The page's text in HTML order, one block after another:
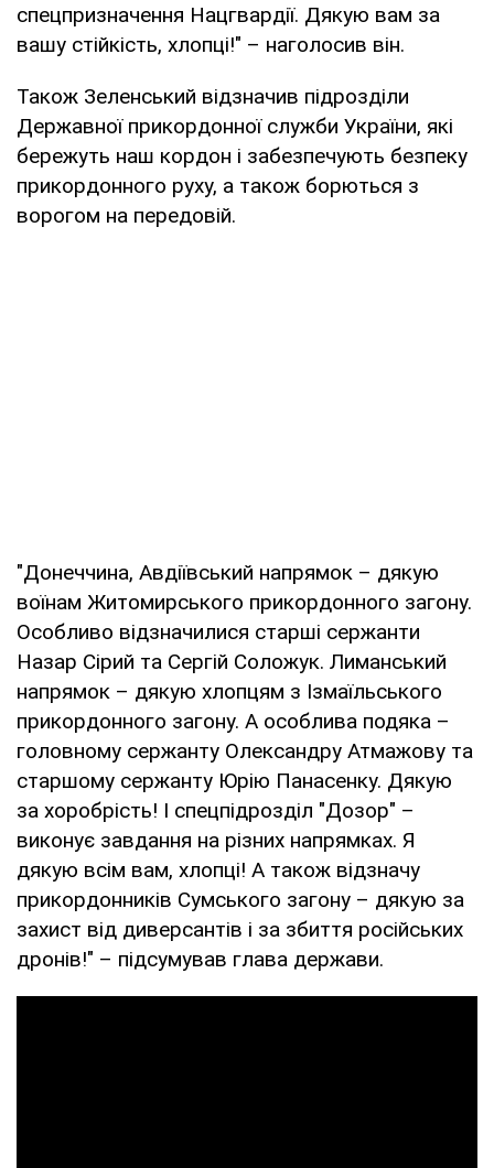
спецпризначення Нацгвардії. Дякую вам за
вашу стійкість, хлопці!" – наголосив він.
Також Зеленський відзначив підрозділи
Державної прикордонної служби України, які
бережуть наш кордон і забезпечують безпеку
прикордонного руху, а також борються з
ворогом на передовій.
"Донеччина, Авдіївський напрямок – дякую
воїнам Житомирського прикордонного загону.
Особливо відзначилися старші сержанти
Назар Сірий та Сергій Соложук. Лиманський
напрямок – дякую хлопцям з Ізмаїльського
прикордонного загону. А особлива подяка –
головному сержанту Олександру Атмажову та
старшому сержанту Юрію Панасенку. Дякую
за хоробрість! І спецпідрозділ "Дозор" –
виконує завдання на різних напрямках. Я
дякую всім вам, хлопці! А також відзначу
прикордонників Сумського загону – дякую за
захист від диверсантів і за збиття російських
дронів!" – підсумував глава держави.